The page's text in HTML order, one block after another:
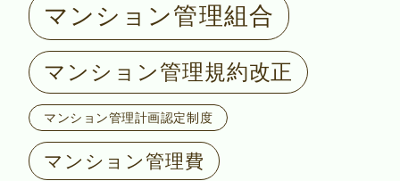
マンション管理組合
マンション管理規約改正
マンション管理計画認定制度
マンション管理費